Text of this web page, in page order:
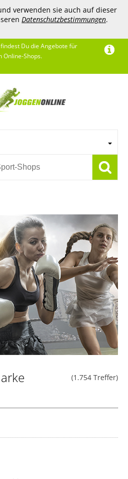
verwenden sie auch auf dieser
Datenschutzbestimmungen.
Du die Angebote für
Online-Shops.
(1.754 Treffer)